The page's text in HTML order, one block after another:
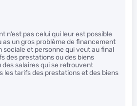
n’est pas celui qui leur est possible
as un gros problème de financement
et personne qui veut au final
des prestations ou des biens
des salaires qui se retrouvent
les tarifs des prestations et des biens